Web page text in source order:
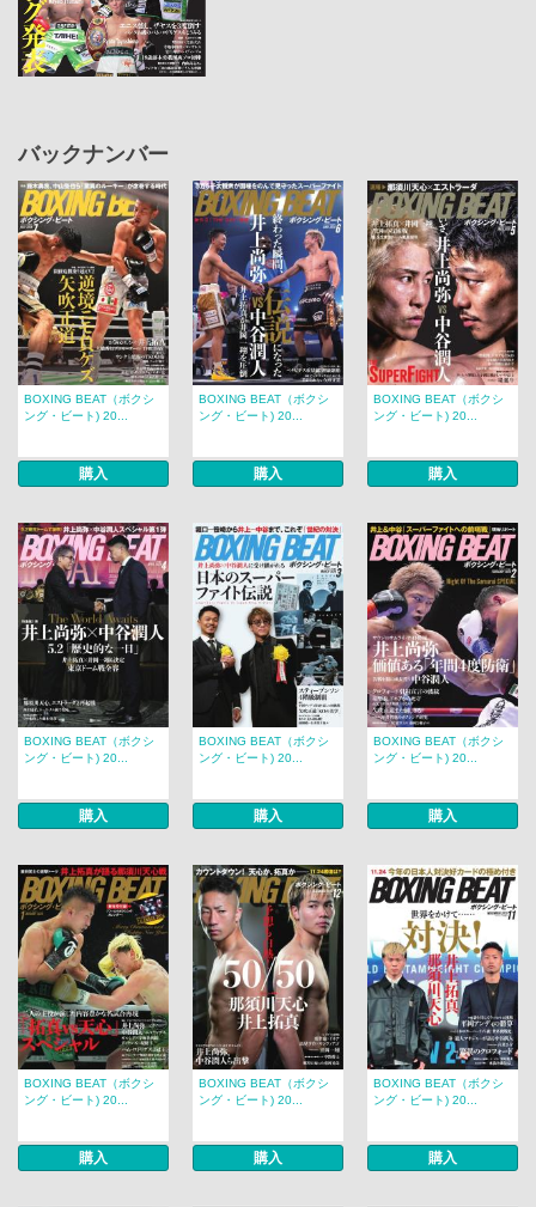
バックナンバー
BOXING BEAT（ボクシ
ング・ビート) 20...
購入
BOXING BEAT（ボクシ
ング・ビート) 20...
購入
BOXING BEAT（ボクシ
ング・ビート) 20...
購入
BOXING BEAT（ボクシ
ング・ビート) 20...
購入
BOXING BEAT（ボクシ
ング・ビート) 20...
購入
BOXING BEAT（ボクシ
ング・ビート) 20...
購入
BOXING BEAT（ボクシ
ング・ビート) 20...
購入
BOXING BEAT（ボクシ
ング・ビート) 20...
購入
BOXING BEAT（ボクシ
ング・ビート) 20...
購入